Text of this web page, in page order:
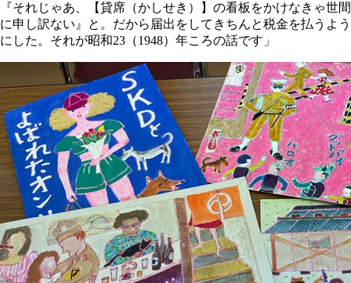
『それじゃあ、【貸席（かしせき）】の看板をかけなきゃ世間
に申し訳ない』と。だから届出をしてきちんと税金を払うよう
にした。それが昭和23（1948）年ころの話です」